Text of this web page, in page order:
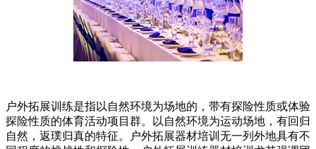
户外拓展训练是指以自然环境为场地的，带有探险性质或体验
探险性质的体育活动项目群。以自然环境为运动场地，有回归
自然，返璞归真的特征。户外拓展器材培训无一列外地具有不